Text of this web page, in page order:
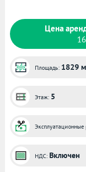
Цена
Площадь: 1829
Этаж: 5
Эксплуатационные
НДС: Включен